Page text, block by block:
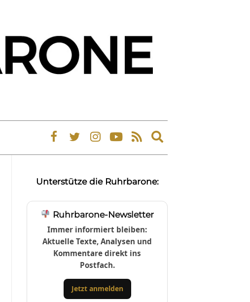
Expand
search
Unterstütze die Ruhrbarone:
Ruhrbarone-Newsletter
Immer informiert bleiben:
Aktuelle Texte, Analysen und
Kommentare direkt ins
Postfach.
Jetzt anmelden